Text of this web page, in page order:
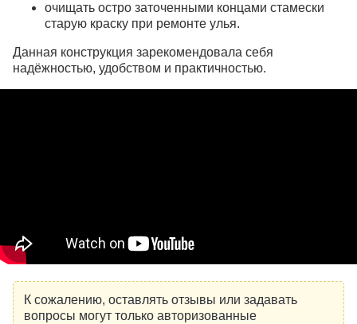
очищать остро заточенными концами стамески
старую краску при ремонте улья.
Данная конструкция зарекомендовала себя
надёжностью, удобством и практичностью.
К сожалению, оставлять отзывы или задавать
вопросы могут только авторизованные